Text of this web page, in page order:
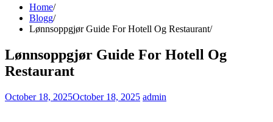
Home
Blogg
Lønnsoppgjør Guide For Hotell Og Restaurant
Lønnsoppgjør Guide For Hotell Og
Restaurant
October 18, 2025October 18, 2025 admin